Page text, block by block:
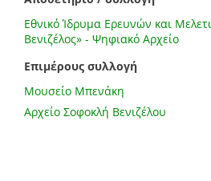
Εθνικό Ίδρυμα Ερευνών και
Βενιζέλος» - Ψηφιακό Αρχείο
Επιμέρους συλλογή
Μουσείο Μπενάκη
Αρχείο Σοφοκλή Βενιζέλου